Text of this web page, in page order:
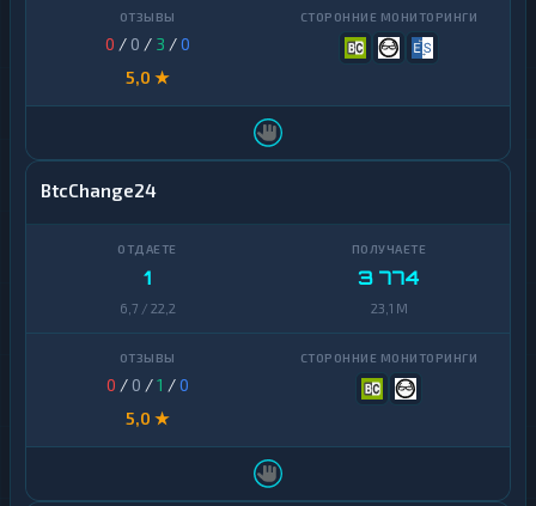
0 / 0 / 3 /0
5,0 ★
BtcChange24
1
6,7 / 22,2
3 774
23,1 M
0 / 0 /1 /0
5,0 ★